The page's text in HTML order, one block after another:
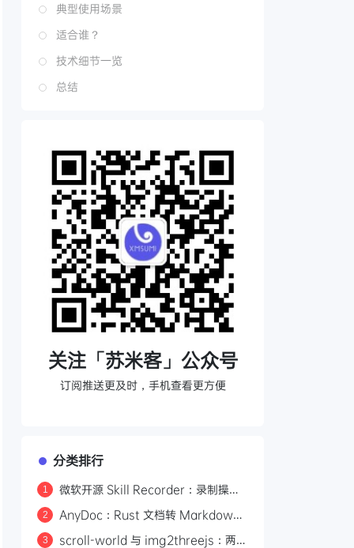
典型使用场景
适合谁？
技术细节一览
总结
关注「苏米客」公众号
订阅推送更及时，手机查看更方便
分类排行
1
微软开源 Skill Recorder：录制操作
2
AnyDoc：Rust 文档转 Markdown
3 scroll-world 与 img2threejs：两个